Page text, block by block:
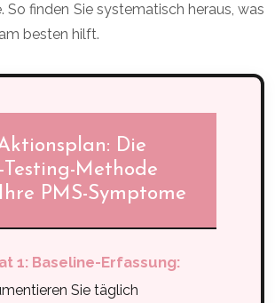
So finden Sie systematisch heraus, was
besten hilft.
Die
Testing-Methode
PMS-Symptome
1: Baseline-Erfassung:
Sie täglich